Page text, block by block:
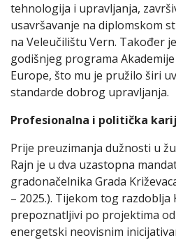
tehnologija i upravljanja,
usavršavanje na diplomskom
na Veleučilištu Vern. Također
godišnjeg programa
Europe, što mu je pružilo širi
standarde dobrog upravljanja.
Profesionalna i politička
Prije preuzimanja dužnosti u
Rajn je u dva uzastopna
gradonačelnika Grada
– 2025.). Tijekom tog razdoblja
prepoznatljivi po projektima
energetski neovisnim